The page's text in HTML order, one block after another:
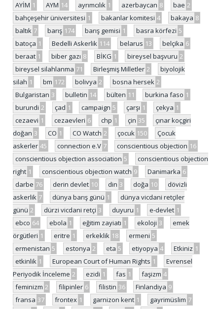
AYİM 1 AYM 14 ayrımcılık 1 azerbaycan 8 bae 2
bahçeşehir üniversitesi 1 bakanlar komitesi 4 bakaya 8
baltık 7 barış 174 barış gemisi 1 basra körfezi 5
batoça 1 Bedelli Askerlik 114 belarus 13 belçika 6
beraat 1 biber gazı 8 BİKG 1 bireysel başvuru 2
bireysel silahlanma 71 Birleşmiş Milletler 2
biyolojik
silah 1 bm 172 bolivya 2 bosna hersek 2
Bulgaristan 3 bulletin 14 bülten 11 burkina faso 1
burundi 2 çad 1 campaign 5 çarşı 1 çekya 1
cezaevi 1 cezaevleri 6 chp 1 çin 35
çınar koçgiri
doğan 3 CO 1 CO Watch 2 çocuk 150
Çocuk
askerler 45 connection e.V 7 conscientious objection 16
conscientious objection association 5
conscientious objection
right 1 conscientious objection watch 9 Danimarka 6
darbe 76 derin devlet 10 din 3 doğa 10
dövizli
askerlik 7 dünya barış günü 1
dünya vicdani retçiler
günü 2 dürzi vicdani retçi 3 duyuru 1 e-devlet 1
ebco 64 ebola 1 eğitim zayiatı 1 ekoloji 3
emek
örgütleri 1 eritre 1 erkeklik 18 ermeni 5
ermenistan 5 estonya 2 eta 5 etiyopya 4 Etkiniz 1
etkinlik 1 European Court of Human Rights 1
Evrensel
Periyodik İnceleme 2 ezidi 1 fas 1 faşizm 4
feminizm 2 filipinler 6 filistin 36 Finlandiya 9
fransa 37 frontex 1 garnizon kent 1 gayrimüslim 7